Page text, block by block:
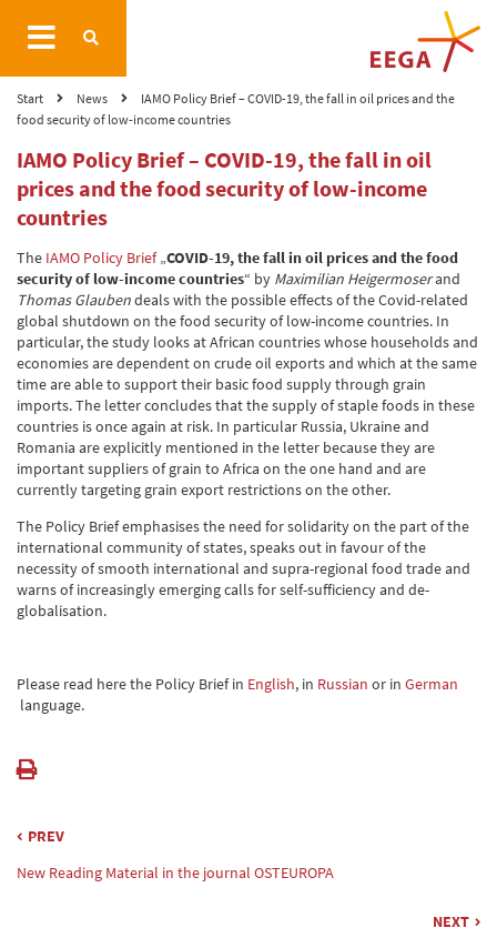
Start News
IAMO Policy Brief – COVID-19, the fall in oil prices and the
food security of low-income countries
IAMO Policy Brief – COVID-19, the fall in oil
prices and the food security of low-income
countries
The IAMO Policy Brief„COVID-19, the fall in oil prices and the food
security of low-income countries“ by Maximilian Heigermoserand
Thomas Glaubendeals with the possible effects of the Covid-related
global shutdown on the food security of low-income countries. In
particular, the study looks at African countries whose households and
economies are dependent on crude oil exports and which at the same
time are able to support their basic food supply through grain
imports. The letter concludes that the supply of staple foods in these
countries is once again at risk. In particular Russia, Ukraine and
Romania are explicitly mentioned in the letter because they are
important suppliers of grain to Africa on the one hand and are
currently targeting grain export restrictions on the other.
The Policy Brief emphasises the need for solidarity on the part of the
international community of states, speaks out in favour of the
necessity of smooth international and supra-regional food trade and
warns of increasingly emerging calls for self-sufficiency and de-
globalisation.
Please read here the Policy Brief in English, in Russian or in German
language.
PREV
New Reading Material in the journal OSTEUROPA
NEXT